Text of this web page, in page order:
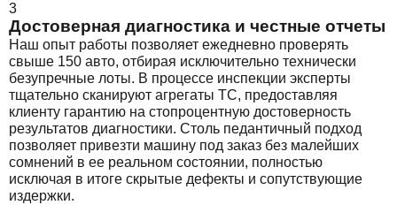
3
Достоверная диагностика и честные отчеты
Наш опыт работы позволяет ежедневно проверять
свыше 150 авто, отбирая исключительно технически
безупречные лоты. В процессе инспекции эксперты
тщательно сканируют агрегаты ТС, предоставляя
клиенту гарантию на стопроцентную достоверность
результатов диагностики. Столь педантичный подход
позволяет привезти машину под заказ без малейших
сомнений в ее реальном состоянии, полностью
исключая в итоге скрытые дефекты и сопутствующие
издержки.